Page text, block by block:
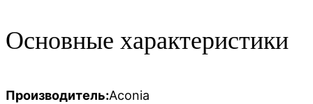
Основные характеристики
Производитель:Aconia